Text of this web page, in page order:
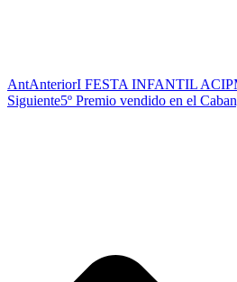
AntAnteriorI FESTA INFANTIL
Siguiente5º Premio vendido en el